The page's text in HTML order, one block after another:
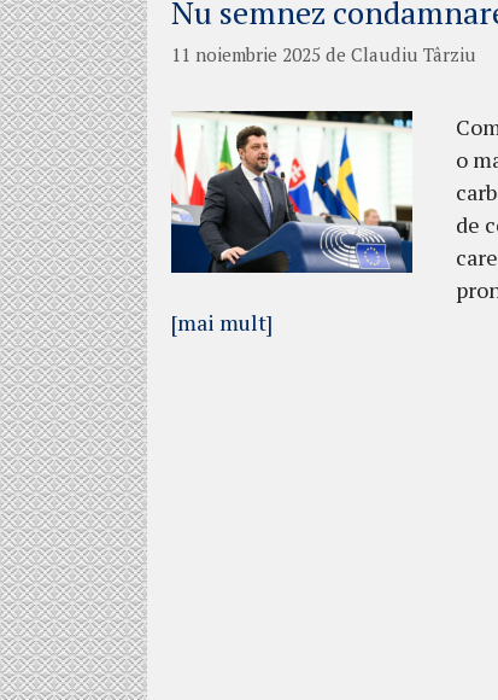
Nu semnez
11 noiembrie 2025 de Claudiu Târziu
o
de
[mai mult]